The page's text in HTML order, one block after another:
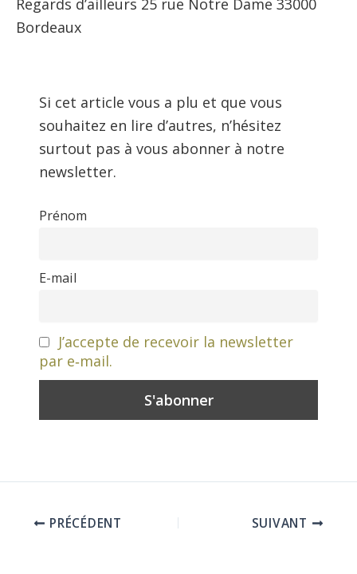
Bordeaux
Si cet article vous a plu et que vous
souhaitez en lire d’autres, n’hésitez
surtout pas à vous abonner à notre
newsletter.
Prénom
E-mail
J’accepte de recevoir la newsletter
par e‑mail.
PRÉCÉDENT SUIVANT